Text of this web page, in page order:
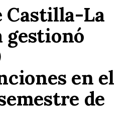
Castilla-La
gestionó
en el
de